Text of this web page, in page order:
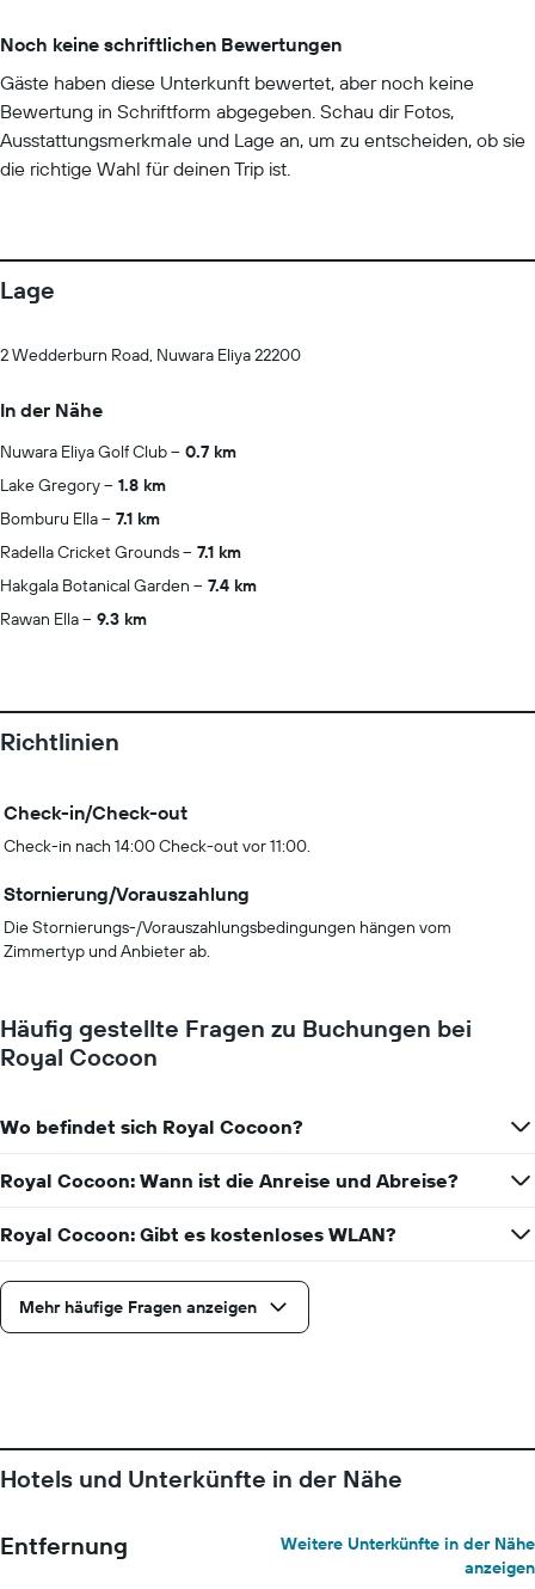
Noch keine schriftlichen Bewertungen
Gäste haben diese Unterkunft bewertet, aber noch keine
Bewertung in Schriftform abgegeben. Schau dir Fotos,
Ausstattungsmerkmale und Lage an, um zu entscheiden, ob sie
die richtige Wahl für deinen Trip ist.
Lage
2 Wedderburn Road, Nuwara Eliya 22200
In der Nähe
Nuwara Eliya Golf Club
0.7 km
Lake Gregory
1.8 km
Bomburu Ella
7.1 km
Radella Cricket Grounds
7.1 km
Hakgala Botanical Garden
7.4 km
Rawan Ella
9.3 km
Richtlinien
Check-in/Check-out
Check-in nach 14:00 Check-out vor 11:00.
Stornierung/Vorauszahlung
Die Stornierungs-/Vorauszahlungsbedingungen hängen vom
Zimmertyp und Anbieter ab.
Häufig gestellte Fragen zu Buchungen bei
Royal Cocoon
Wo befindet sich Royal Cocoon?
Royal Cocoon: Wann ist die Anreise und Abreise?
Royal Cocoon: Gibt es kostenloses WLAN?
Mehr häufige Fragen anzeigen
Hotels und Unterkünfte in der Nähe
Entfernung
Weitere Unterkünfte in der Nähe
anzeigen